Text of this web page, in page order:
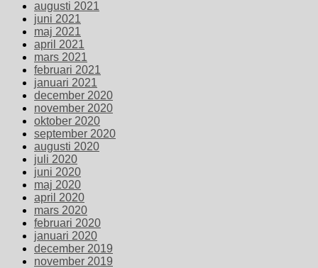
augusti 2021
juni 2021
maj 2021
april 2021
mars 2021
februari 2021
januari 2021
december 2020
november 2020
oktober 2020
september 2020
augusti 2020
juli 2020
juni 2020
maj 2020
april 2020
mars 2020
februari 2020
januari 2020
december 2019
november 2019